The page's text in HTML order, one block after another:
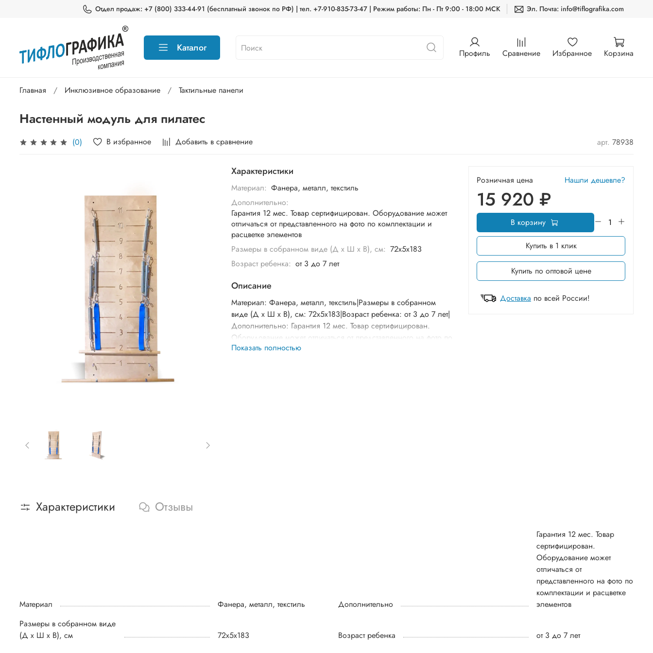
Отдел продаж: +7 (800) 333-44-91 (бесплатный звонок по РФ) | тел. +7-910-835-73-47 | Режим работы: Пн - Пт 9:00 - 18:00 МСК Эл. Почта: info@tiflografika.com
Каталог Профиль Сравнение Избранное Корзина
Главная Инклюзивное образование Тактильные панели
Настенный модуль для пилатес
(0) В избранное Добавить в сравнение арт. 78938
Характеристики
Материал: Фанера, металл, текстиль
Дополнительно:
Гарантия 12 мес. Товар сертифицирован. Оборудование может
отличаться от представленного на фото по комплектации и
расцветке элементов
Размеры в собранном виде (Д х Ш х В), см: 72x5x183
Возраст ребенка: от 3 до 7 лет
Описание
Материал: Фанера, металл, текстиль|Размеры в собранном
виде (Д х Ш х В), см: 72x5x183|Возраст ребенка: от 3 до 7 лет|
Дополнительно: Гарантия 12 мес. Товар сертифицирован.
Оборудование может отличаться от представленного на фото по
комплектации и расцветке элементов
Показать полностью
Розничная цена Нашли дешевле?
15 920 ₽
В корзину
Купить в 1 клик
Купить по оптовой цене
Доставка по всей России!
Характеристики Отзывы
Материал Фанера, металл, текстиль Дополнительно
Гарантия 12 мес. Товар
сертифицирован.
Оборудование может
отличаться от
представленного на фото по
комплектации и расцветке
элементов
Размеры в собранном виде
(Д х Ш х В), см
72x5x183 Возраст ребенка от 3 до 7 лет